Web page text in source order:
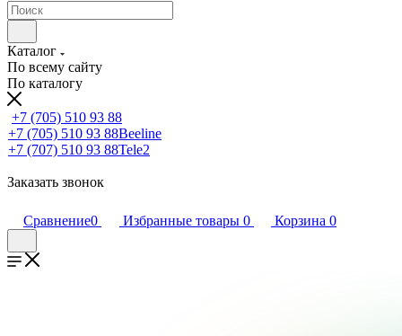
Каталог
По всему сайту
По каталогу
+7 (705) 510 93 88
+7 (705) 510 93 88Beeline
+7 (707) 510 93 88Tele2
Заказать звонок
Сравнение0 Избранные товары 0 Корзина 0